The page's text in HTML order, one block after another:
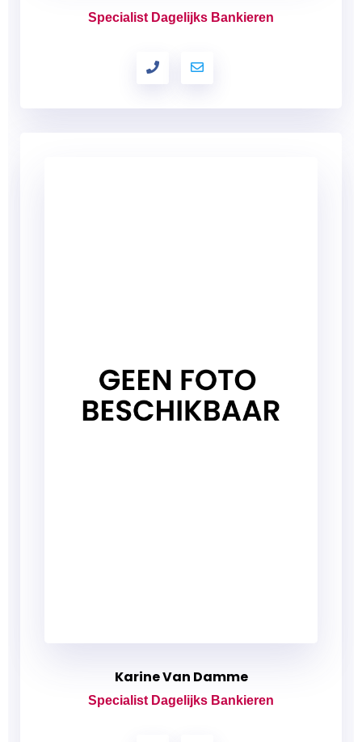
Specialist Dagelijks Bankieren
Karine Van Damme
Specialist Dagelijks Bankieren